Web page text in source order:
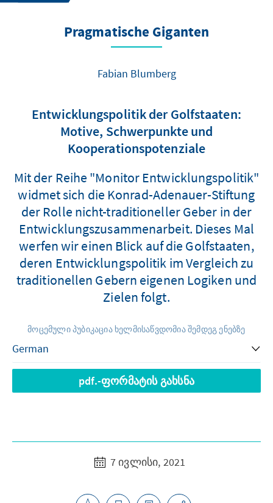
Pragmatische Giganten
Fabian Blumberg
Entwicklungspolitik der Golfstaaten:
Motive, Schwerpunkte und
Kooperationspotenziale
Mit der Reihe "Monitor Entwicklungspolitik"
widmet sich die Konrad-Adenauer-Stiftung
der Rolle nicht-traditioneller Geber in der
Entwicklungszusammenarbeit. Dieses Mal
werfen wir einen Blick auf die Golfstaaten,
deren Entwicklungspolitik im Vergleich zu
traditionellen Gebern eigenen Logiken und
Zielen folgt.
მოცემული პუბიკაცია ხელმისაწვდომია შემდეგ ენებზე
pdf.-ფორმატის გახსნა
7 ივლისი, 2021